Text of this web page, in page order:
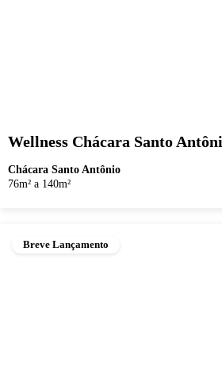
Wellness Chácara Santo
Chácara Santo Antônio
76m² a 140m²
Breve Lançamento